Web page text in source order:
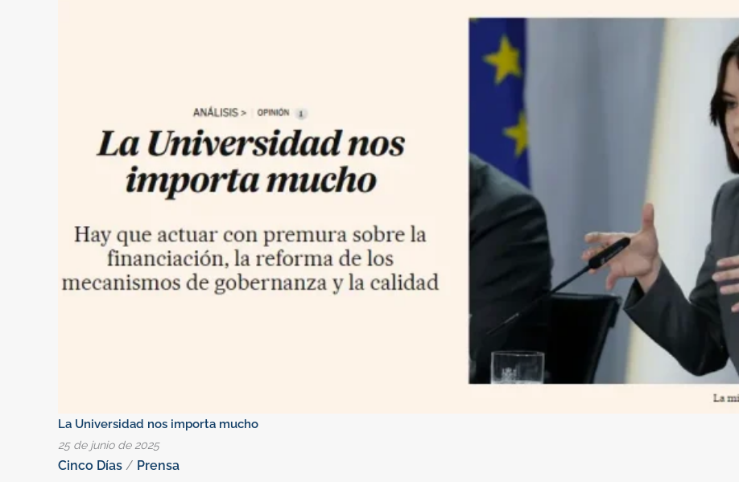
La Universidad nos importa mucho
25 de junio de 2025
Cinco Días / Prensa